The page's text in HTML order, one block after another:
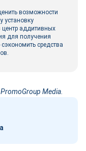
возможности
установку
центр аддитивных
для получения
средства
Media.